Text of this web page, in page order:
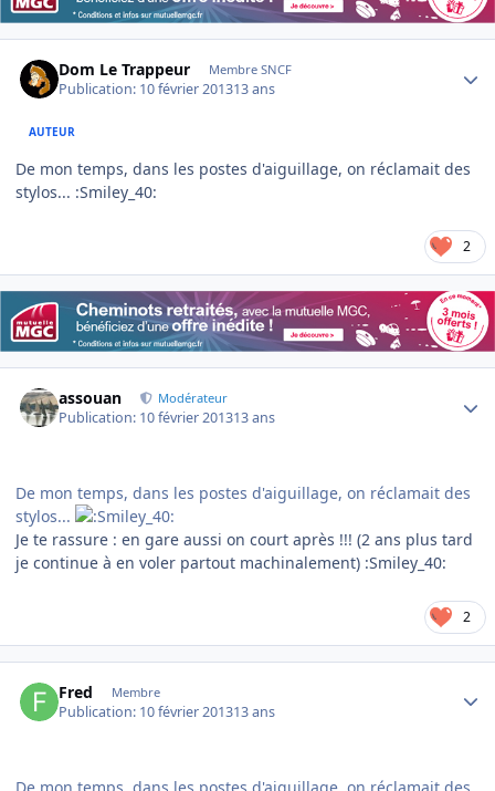
Dom Le Trappeur Membre SNCF
Publication: 10 février 201313 ans
AUTEUR
De mon temps, dans les postes d'aiguillage, on réclamait des
stylos... :Smiley_40:
2
assouan Modérateur
Publication: 10 février 201313 ans
De mon temps, dans les postes d'aiguillage, on réclamait des
stylos...
Je te rassure : en gare aussi on court après !!! (2 ans plus tard
je continue à en voler partout machinalement) :Smiley_40:
2
Fred Membre
Publication: 10 février 201313 ans